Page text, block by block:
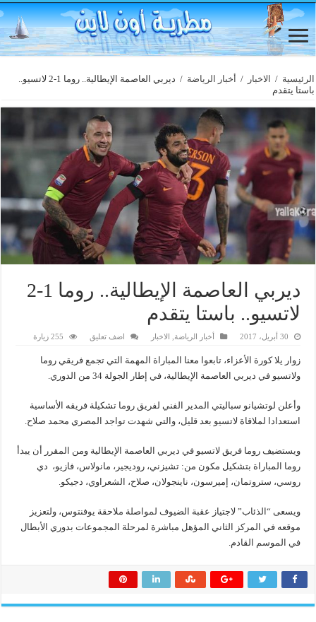
الرئيسية / الاخبار / أخبار الرياضة /
ديربي العاصمة الإيطالية.. روما 1-2 لاتسيو..
باستا يتقدم
ديربي العاصمة الإيطالية.. روما 1-2
لاتسيو.. باستا يتقدم
30 أبريل، 2017 أخبار الرياضة, الاخبار اضف تعليق 255 زيارة
زوار يلا كورة الأعزاء، تابعوا معنا المباراة المهمة التي تجمع فريقي روما
ولاتسيو في ديربي العاصمة الإيطالية، في إطار الجولة 34 من الدوري.
وأعلن لوتشيانو سباليتي المدير الفني لفريق روما تشكيلة فريقه الأساسية
استعدادا لملاقاة لاتسيو بعد قليل، والتي شهدت تواجد المصري محمد صلاح.
ويستضيف روما فريق لاتسيو في ديربي العاصمة الإيطالية ومن المقرر أن يبدأ
روما المباراة بتشكيل مكون من: تشيزني، روديجير، مانولاس، فازيو، دي
روسي، ستروتمان، إميرسون، ناينجولان، صلاح، الشعراوي، دجيكو.
ويسعى “الذئاب” لاجتياز عقبة الضيوف لمواصلة ملاحقة يوفنتوس، ولتعزيز
موقعه في المركز الثاني المؤهل مباشرة لمرحلة المجموعات بدوري الأبطال
في الموسم القادم.